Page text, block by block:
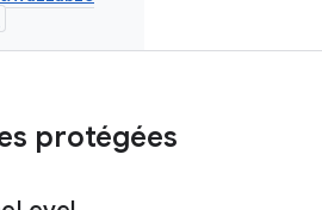
protégées